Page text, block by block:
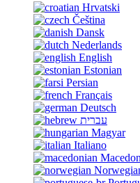
Hrvatski
Čeština
Dansk
Nederlands
English
Estonian
Persian
Français
Deutsch
עברית
Magyar
Italiano